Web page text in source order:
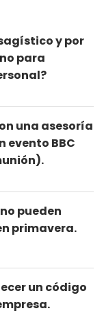
y por
para
una asesoría
evento BBC
pueden
primavera.
un código